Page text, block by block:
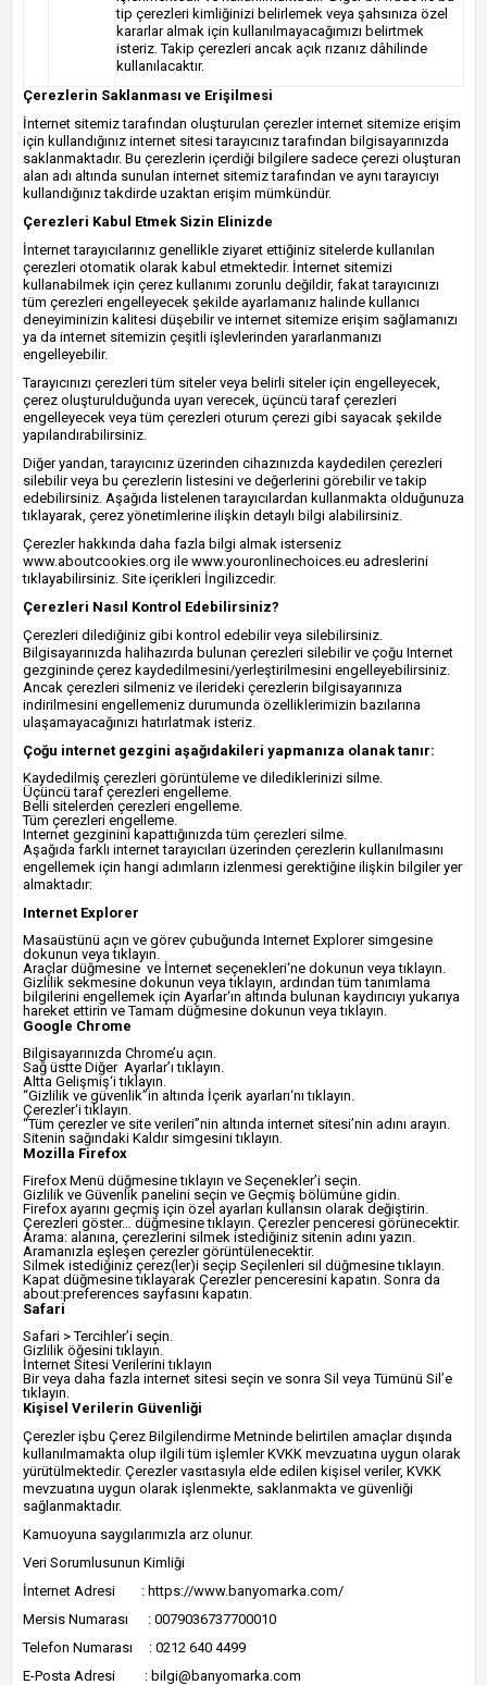
tip çerezleri kimliğinizi belirlemek veya şahsınıza özel
kararlar almak için kullanılmayacağımızı belirtmek
isteriz. Takip çerezleri ancak açık rızanız dâhilinde
kullanılacaktır.
Çerezlerin Saklanması ve Erişilmesi
İnternet sitemiz tarafından oluşturulan çerezler internet sitemize erişim
için kullandığınız internet sitesi tarayıcınız tarafından bilgisayarınızda
saklanmaktadır. Bu çerezlerin içerdiği bilgilere sadece çerezi oluşturan
alan adı altında sunulan internet sitemiz tarafından ve aynı tarayıcıyı
kullandığınız takdirde uzaktan erişim mümkündür.
Çerezleri Kabul Etmek Sizin Elinizde
İnternet tarayıcılarınız genellikle ziyaret ettiğiniz sitelerde kullanılan
çerezleri otomatik olarak kabul etmektedir. İnternet sitemizi
kullanabilmek için çerez kullanımı zorunlu değildir, fakat tarayıcınızı
tüm çerezleri engelleyecek şekilde ayarlamanız halinde kullanıcı
deneyiminizin kalitesi düşebilir ve internet sitemize erişim sağlamanızı
ya da internet sitemizin çeşitli işlevlerinden yararlanmanızı
engelleyebilir.
Tarayıcınızı çerezleri tüm siteler veya belirli siteler için engelleyecek,
çerez oluşturulduğunda uyarı verecek, üçüncü taraf çerezleri
engelleyecek veya tüm çerezleri oturum çerezi gibi sayacak şekilde
yapılandırabilirsiniz.
Diğer yandan, tarayıcınız üzerinden cihazınızda kaydedilen çerezleri
silebilir veya bu çerezlerin listesini ve değerlerini görebilir ve takip
edebilirsiniz. Aşağıda listelenen tarayıcılardan kullanmakta olduğunuza
tıklayarak, çerez yönetimlerine ilişkin detaylı bilgi alabilirsiniz.
Çerezler hakkında daha fazla bilgi almak isterseniz
www.aboutcookies.org ile www.youronlinechoices.eu adreslerini
tıklayabilirsiniz. Site içerikleri İngilizcedir.
Çerezleri Nasıl Kontrol Edebilirsiniz?
Çerezleri dilediğiniz gibi kontrol edebilir veya silebilirsiniz.
Bilgisayarınızda halihazırda bulunan çerezleri silebilir ve çoğu Internet
gezgininde çerez kaydedilmesini/yerleştirilmesini engelleyebilirsiniz.
Ancak çerezleri silmeniz ve ilerideki çerezlerin bilgisayarınıza
indirilmesini engellemeniz durumunda özelliklerimizin bazılarına
ulaşamayacağınızı hatırlatmak isteriz.
Çoğu internet gezgini aşağıdakileri yapmanıza olanak tanır:
Kaydedilmiş çerezleri görüntüleme ve dilediklerinizi silme.
Üçüncü taraf çerezleri engelleme.
Belli sitelerden çerezleri engelleme.
Tüm çerezleri engelleme.
Internet gezginini kapattığınızda tüm çerezleri silme.
Aşağıda farklı internet tarayıcıları üzerinden çerezlerin kullanılmasını
engellemek için hangi adımların izlenmesi gerektiğine ilişkin bilgiler yer
almaktadır:
Internet Explorer
Masaüstünü açın ve görev çubuğunda Internet Explorer simgesine
dokunun veya tıklayın.
Araçlar düğmesine ve İnternet seçenekleri‘ne dokunun veya tıklayın.
Gizlilik sekmesine dokunun veya tıklayın, ardından tüm tanımlama
bilgilerini engellemek için Ayarlar‘ın altında bulunan kaydırıcıyı yukarıya
hareket ettirin ve Tamam düğmesine dokunun veya tıklayın.
Google Chrome
Bilgisayarınızda Chrome’u açın.
Sağ üstte Diğer Ayarlar’ı tıklayın.
Altta Gelişmiş‘i tıklayın.
“Gizlilik ve güvenlik”in altında İçerik ayarları‘nı tıklayın.
Çerezler‘i tıklayın.
“Tüm çerezler ve site verileri”nin altında internet sitesi’nin adını arayın.
Sitenin sağındaki Kaldır simgesini tıklayın.
Mozilla Firefox
Firefox Menü düğmesine tıklayın ve Seçenekler’i seçin.
Gizlilik ve Güvenlik panelini seçin ve Geçmiş bölümüne gidin.
Firefox ayarını geçmiş için özel ayarları kullansın olarak değiştirin.
Çerezleri göster… düğmesine tıklayın. Çerezler penceresi görünecektir.
Arama: alanına, çerezlerini silmek istediğiniz sitenin adını yazın.
Aramanızla eşleşen çerezler görüntülenecektir.
Silmek istediğiniz çerez(ler)i seçip Seçilenleri sil düğmesine tıklayın.
Kapat düğmesine tıklayarak Çerezler penceresini kapatın. Sonra da
about:preferences sayfasını kapatın.
Safari
Safari > Tercihler’i seçin.
Gizlilik öğesini tıklayın.
İnternet Sitesi Verilerini tıklayın
Bir veya daha fazla internet sitesi seçin ve sonra Sil veya Tümünü Sil’e
tıklayın.
Kişisel Verilerin Güvenliği
Çerezler işbu Çerez Bilgilendirme Metninde belirtilen amaçlar dışında
kullanılmamakta olup ilgili tüm işlemler KVKK mevzuatına uygun olarak
yürütülmektedir. Çerezler vasıtasıyla elde edilen kişisel veriler, KVKK
mevzuatına uygun olarak işlenmekte, saklanmakta ve güvenliği
sağlanmaktadır.
Kamuoyuna saygılarımızla arz olunur.
Veri Sorumlusunun Kimliği
İnternet Adresi : https://www.banyomarka.com/
Mersis Numarası : 0079036737700010
Telefon Numarası : 0212 640 4499
E-Posta Adresi : bilgi@banyomarka.com